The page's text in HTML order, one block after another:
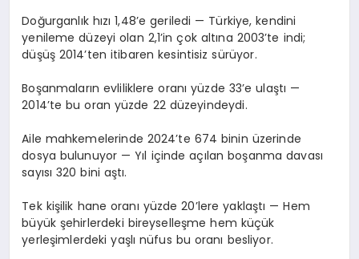
Doğurganlık hızı 1,48’e geriledi — Türkiye, kendini
yenileme düzeyi olan 2,1’in çok altına 2003’te indi;
düşüş 2014’ten itibaren kesintisiz sürüyor.
Boşanmaların evliliklere oranı yüzde 33’e ulaştı —
2014’te bu oran yüzde 22 düzeyindeydi.
Aile mahkemelerinde 2024’te 674 binin üzerinde
dosya bulunuyor — Yıl içinde açılan boşanma davası
sayısı 320 bini aştı.
Tek kişilik hane oranı yüzde 20’lere yaklaştı — Hem
büyük şehirlerdeki bireyselleşme hem küçük
yerleşimlerdeki yaşlı nüfus bu oranı besliyor.